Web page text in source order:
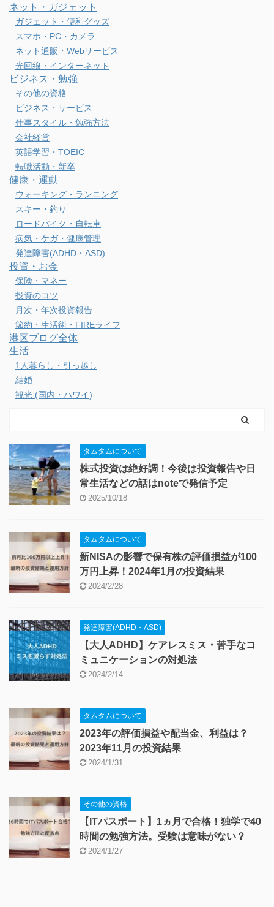
ネット・ガジェット
ガジェット・便利グッズ
スマホ・PC・カメラ
ネット通販・Webサービス
光回線・インターネット
ビジネス・勉強
その他の資格
ビジネス・サービス
仕事スタイル・勉強方法
会社経営
英語学習・TOEIC
転職活動・新卒
健康・運動
ウォーキング・ランニング
スキー・釣り
ロードバイク・自転車
病気・ケガ・健康管理
発達障害(ADHD・ASD)
投資・お金
保険・マネー
投資のコツ
月次・年次投資報告
節約・生活術・FIREライフ
港区ブログ全体
生活
1人暮らし・引っ越し
結婚
観光 (国内・ハワイ)
タムタムについて
株式投資は絶好調！今後は投資報告や日
常生活などの話はnoteで発信予定
2025/10/18
タムタムについて
新NISAの影響で保有株の評価損益が100
万円上昇！2024年1月の投資結果
2024/2/28
発達障害(ADHD・ASD)
【大人ADHD】ケアレスミス・苦手なコ
ミュニケーションの対処法
2024/2/14
タムタムについて
2023年の評価損益や配当金、利益は？
2023年11月の投資結果
2024/1/31
その他の資格
【ITパスポート】1ヵ月で合格！独学で40
時間の勉強方法。受験は意味がない？
2024/1/27